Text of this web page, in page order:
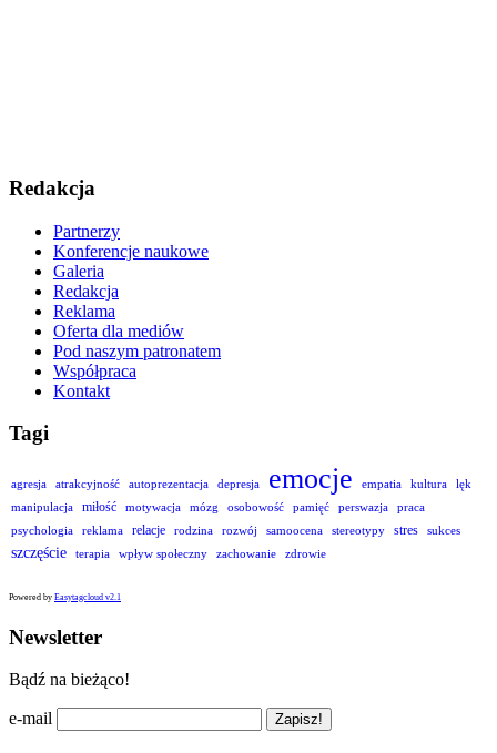
Redakcja
Partnerzy
Konferencje naukowe
Galeria
Redakcja
Reklama
Oferta dla mediów
Pod naszym patronatem
Współpraca
Kontakt
Tagi
agresja atrakcyjność autoprezentacja depresja emocje empatia kultura
lęk
manipulacja
miłość motywacja mózg osobowość pamięć perswazja
praca
psychologia
reklama relacje rodzina rozwój samoocena stereotypy stres sukces
szczęście terapia wpływ społeczny zachowanie zdrowie
Powered by Easytagcloud v2.1
Newsletter
Bądź na bieżąco!
e-mail